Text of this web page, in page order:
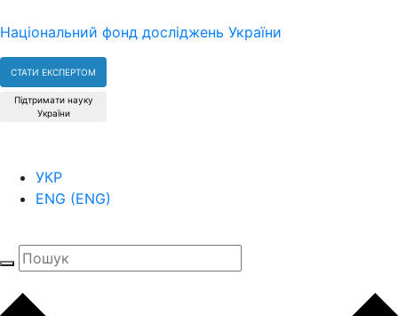
Національний фонд досліджень України
СТАТИ ЕКСПЕРТОМ
Підтримати науку
України
УКР
ENG (ENG)